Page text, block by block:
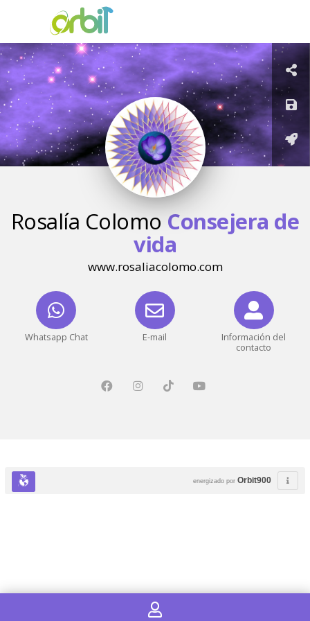
Rosalía Colomo Consejera de
vida
www.rosaliacolomo.com
Whatsapp Chat E-mail
Información del
contacto
energizado por Orbit900